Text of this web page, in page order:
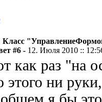
Класс
#6 - 12. Июля 2010 ::
как раз "на
этого ни